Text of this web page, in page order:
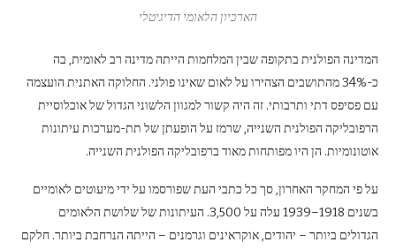
הארכיון הלאומי הדיגיטלי
המדינה הפולנית בתקופה שבין המלחמות הייתה מדינה רב לאומית, בה
כ-34% מהתושבים הצהירו על לאום שאינו פולני. החלוקה האתנית הועצמה
עם פסיפס דתי ותרבותי. זה היה קשור למגוון הלשוני הגדול של אוכלוסיית
הרפובליקה הפולנית השנייה, שרמז על הופעתן של תת-מערכות עיתונות
אוטונומיות. הן היו מפותחות מאוד ברפובליקה הפולנית השנייה.
על פי המחקר האחרון, סך כל כתבי העת שפורסמו על ידי מיעוטים לאומיים
בשנים 1918–1939 עלה על 3,500. העיתונות של שלושת הלאומים
הגדולים ביותר – יהודים, אוקראינים וגרמנים – הייתה הנרחבת ביותר. חלקם